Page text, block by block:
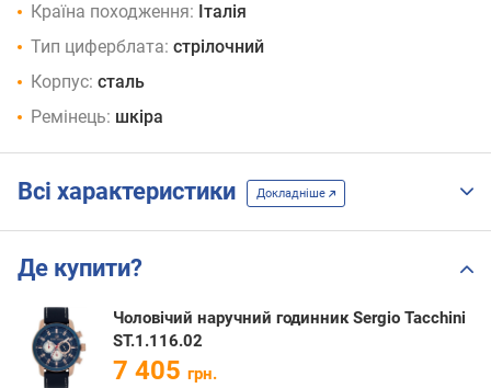
Країна походження: Італія
Тип циферблата: стрілочний
Корпус: сталь
Ремінець: шкіра
Всі характеристики Докладніше
Де купити?
Чоловічий наручний годинник Sergio Tacchini
ST.1.116.02
7 405 грн.